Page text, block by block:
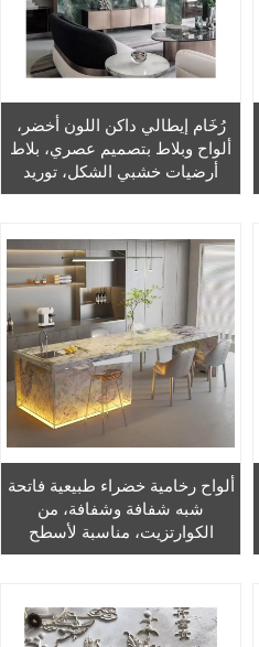
رُخَام إيطالي داكن اللون أخضر،
ألواح وبلاط بتصميم عصري، بلاط
أرضيات خشبي الشكل، توريد
مباشر من المصنع للاستخدام
المنازل
ألواح رخامية خضراء طبيعية فاتحة
شبه شفافة وشفافة، من
الكوارتزيت، مناسبة لأسطح
المطبخ وأسطح غرف الاستحمام